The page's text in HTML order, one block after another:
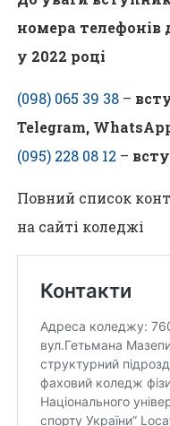
номера телефонів
у 2022 році
(098) 065 39 38 –
Telegram,
(095) 228 08 12 –
Повний список
на сайті коледжі